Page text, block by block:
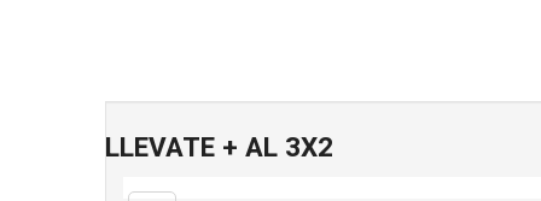
LLEVATE + AL 3X2